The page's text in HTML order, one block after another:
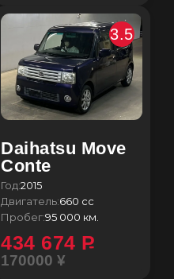
Daihatsu Move
Conte
3.5
Год:2015
Двигатель:660 сс
Пробег:95 000 км.
434 674 P
170000 ¥